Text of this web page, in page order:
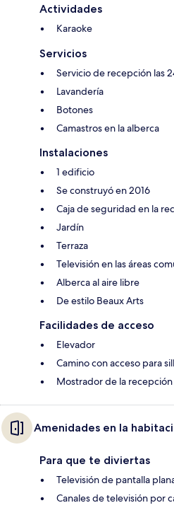
Actividades
Karaoke
Servicios
Servicio de recepción las
Lavandería
Botones
Camastros en la alberca
Instalaciones
1 edificio
Se construyó en 2016
Caja de seguridad en la
Jardín
Terraza
Televisión en las áreas
Alberca al aire libre
De estilo Beaux Arts
Facilidades de acceso
Elevador
Camino con acceso para
Mostrador de la
Amenidades en la
Para que te diviertas
Televisión de pantalla
Canales de televisión por